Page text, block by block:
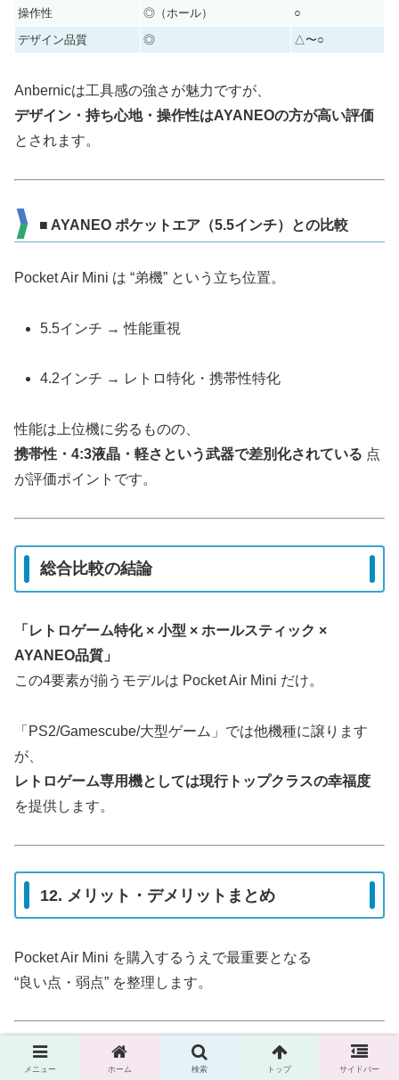
操作性
◎（ホール）
○
デザイン品質
◎ △〜○
Anbernicは工具感の強さが魅力ですが、
デザイン・持ち心地・操作性はAYANEOの方が高い評価
とされます。
■ AYANEO ポケットエア（5.5インチ）との比較
Pocket Air Mini は “弟機” という立ち位置。
5.5インチ → 性能重視
4.2インチ → レトロ特化・携帯性特化
性能は上位機に劣るものの、
携帯性・4:3液晶・軽さという武器で差別化されている 点
が評価ポイントです。
総合比較の結論
「レトロゲーム特化 × 小型 × ホールスティック ×
AYANEO品質」
この4要素が揃うモデルは Pocket Air Mini だけ。
「PS2/Gamescube/大型ゲーム」では他機種に譲ります
が、
レトロゲーム専用機としては現行トップクラスの幸福度
を提供します。
12. メリット・デメリットまとめ
Pocket Air Mini を購入するうえで最重要となる
“良い点・弱点” を整理します。
■ メリット
メニュー ホーム 検索 トップ サイドバー